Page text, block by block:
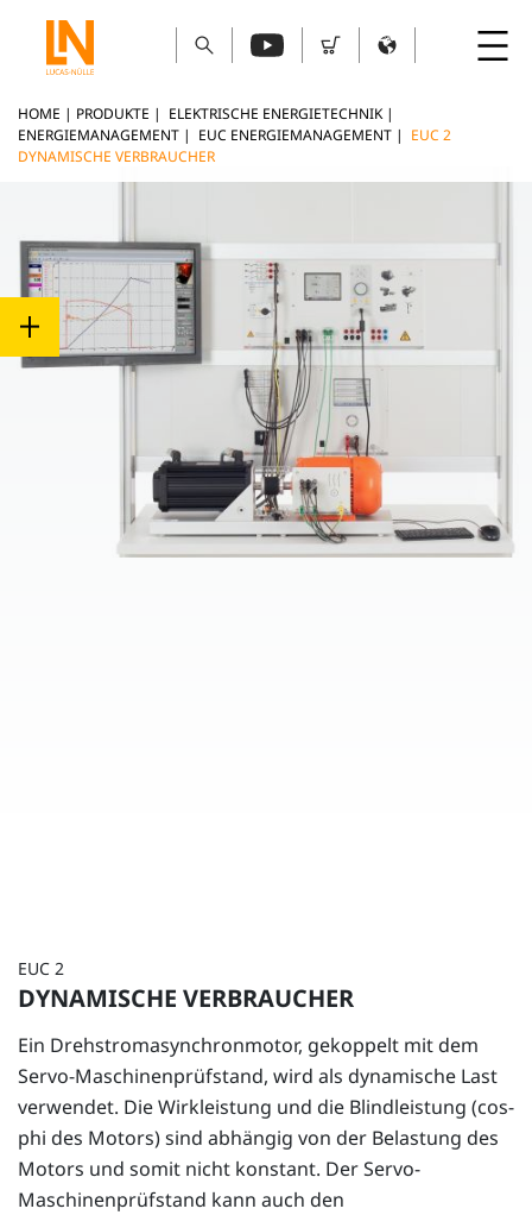
HOME | PRODUKTE | ELEKTRISCHE ENERGIETECHNIK |
ENERGIEMANAGEMENT | EUC ENERGIEMANAGEMENT | EUC 2
DYNAMISCHE VERBRAUCHER
EUC 2
DYNAMISCHE VERBRAUCHER
Ein Drehstromasynchronmotor, gekoppelt mit dem
Servo-Maschinenprüfstand, wird als dynamische Last
verwendet. Die Wirkleistung und die Blindleistung (cos-
phi des Motors) sind abhängig von der Belastung des
Motors und somit nicht konstant. Der Servo-
Maschinenprüfstand kann auch den